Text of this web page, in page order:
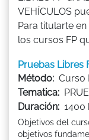
VEHÍCULOS
Para titularte en
los cursos FP
Pruebas Libres
Método: Curso
Tematica:
Duración: 1400
Objetivos del
objetivos